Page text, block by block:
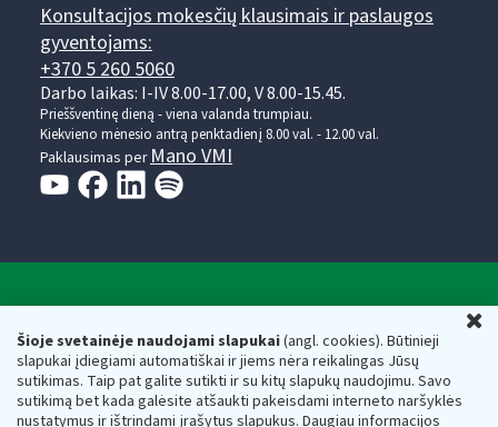
Šioje svetainėje naudojami slapukai(angl. cookies). Būtinieji
slapukai įdiegiami automatiškai ir jiems nėra reikalingas Jūsų
sutikimas. Taip pat galite sutikti ir su kitų slapukų naudojimu. Savo
sutikimą bet kada galėsite atšaukti pakeisdami interneto naršyklės
nustatymus ir ištrindami įrašytus slapukus. Daugiau informacijos
Konsultacijos mokesčių klausimais ir paslaugos
gyventojams:
+370 5 260 5060
Darbo laikas: I-IV 8.00-17.00, V 8.00-15.45.
Prieššventinę dieną - viena valanda trumpiau.
Kiekvieno mėnesio antrą penktadienį 8.00 val. - 12.00 val.
Paklausimas per Mano VMI
Respublikos finansų ministerijos
Biudžetinė įstaiga. Juridinio asmens kodas — 188659752,
adresas: Vasario 16-osios g. 14, 01107 Vilnius, Lietuva, el.paštas:
vmi@vmi.lt, E. pristatymo dėžutės adresas 188659752